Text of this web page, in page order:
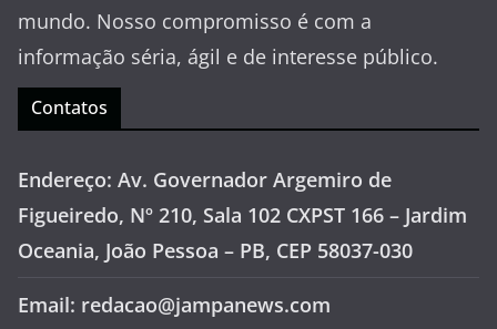
mundo. Nosso compromisso é com a
informação séria, ágil e de interesse público.
Contatos
Endereço: Av. Governador Argemiro de
Figueiredo, Nº 210, Sala 102 CXPST 166 – Jardim
Oceania, João Pessoa – PB, CEP 58037-030
Email: redacao@jampanews.com